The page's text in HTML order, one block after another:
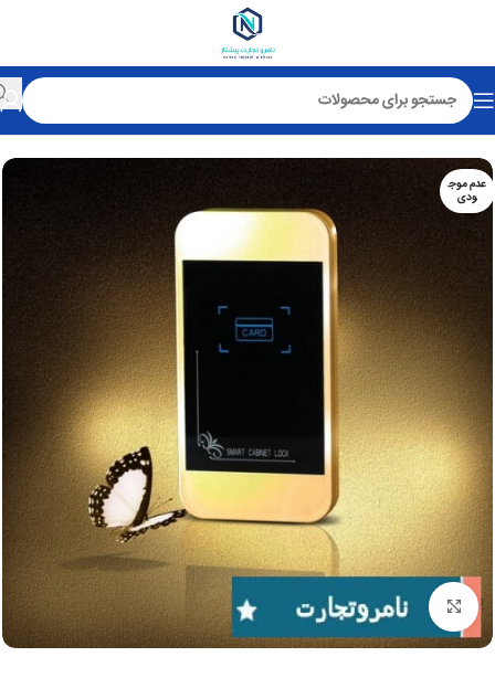
خانه قفل استخری
عدم موج
ودی
برای بزرگنمایی کلیک کنید